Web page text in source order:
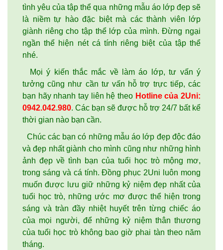
tình yêu của tập thể qua những mẫu áo lớp đẹp sẽ
là niềm tự hào đặc biệt mà các thành viên lớp
giành riêng cho tập thể lớp của mình. Đừng ngại
ngần thể hiện nét cá tính riêng biệt của tập thể
nhé.
Mọi ý kiến thắc mắc về làm áo lớp, tư vấn ý
tưởng cũng như cần tư vấn hỗ trợ trực tiếp, các
bạn hãy nhanh tay liên hệ theo Hotline của 2Uni:
0942.042.980. Các bạn sẽ được hỗ trợ 24/7 bất kể
thời gian nào bạn cần.
Chúc các bạn có những mẫu áo lớp đẹp độc đáo
và đẹp nhất giành cho mình cũng như những hình
ảnh đẹp về tình bạn của tuổi học trò mộng mơ,
trong sáng và cá tính. Đồng phục 2Uni luôn mong
muốn được lưu giữ những kỷ niệm đẹp nhất của
tuổi học trò, những ước mơ được thể hiện trong
sáng và tràn đầy nhiệt huyết trên từng chiếc áo
của mọi người, để những kỷ niệm thân thương
của tuổi học trò không bao giờ phai tàn theo năm
tháng.